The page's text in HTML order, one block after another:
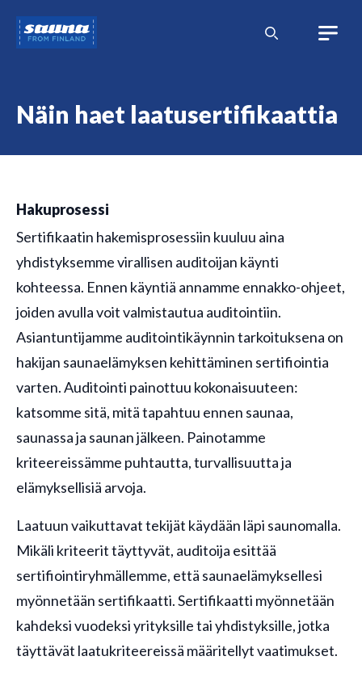
sisältöön
Sauna
from
Näin haet laatusertifikaattia
Hakuprosessi
Sertifikaatin hakemisprosessiin kuuluu aina
yhdistyksemme virallisen auditoijan käynti
kohteessa. Ennen käyntiä annamme ennakko-ohjeet,
joiden avulla voit valmistautua auditointiin.
Asiantuntijamme auditointikäynnin tarkoituksena on
hakijan saunaelämyksen kehittäminen sertifiointia
varten. Auditointi painottuu kokonaisuuteen:
katsomme sitä, mitä tapahtuu ennen saunaa,
saunassa ja saunan jälkeen. Painotamme
kriteereissämme puhtautta, turvallisuutta ja
elämyksellisiä arvoja.
Laatuun vaikuttavat tekijät käydään läpi saunomalla.
Mikäli kriteerit täyttyvät, auditoija esittää
sertifiointiryhmällemme, että saunaelämyksellesi
myönnetään sertifikaatti. Sertifikaatti myönnetään
kahdeksi vuodeksi yrityksille tai yhdistyksille, jotka
täyttävät laatukriteereissä määritellyt vaatimukset.